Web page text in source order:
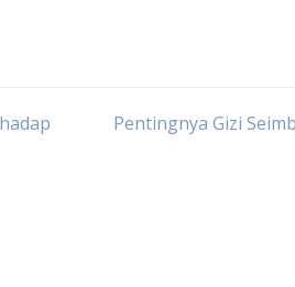
Pentingnya Gizi